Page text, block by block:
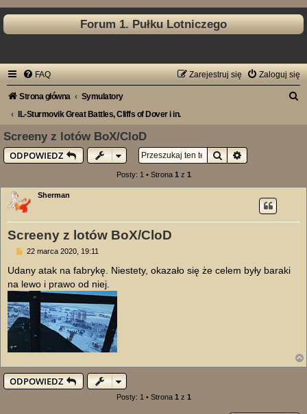
Forum 1. Pułku Lotniczego
FAQ Zaloguj się
Zarejestruj się
Strona główna
Symulatory
IL-Sturmovik Great Battles, Cliffs of Dover i in.
j
Screeny z lotów BoX/CloD
ODPOWIEDZ
SzukajWyszukiwanie
Posty: 1 • Strona 1 z 1
Sherman
Screeny z lotów BoX/CloD
P
s
22 marca 2020, 19:11
Udany atak na fabrykę. Niestety, okazało się że celem były baraki
na lewo i prawo od niej.
ODPOWIEDZ
Posty: 1 • Strona 1z 1